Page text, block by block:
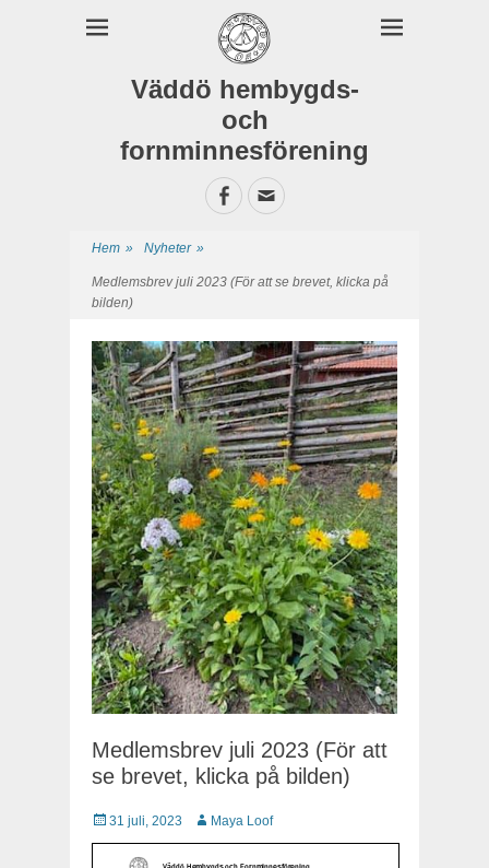
Väddö hembygds-
och
fornminnesförening
Facebook
E-
postadress
Hem » Nyheter »
Medlemsbrev juli 2023 (För att se brevet, klicka på
bilden)
Medlemsbrev juli 2023 (För att
se brevet, klicka på bilden)
Publicerat
31 juli, 2023 Författare
Maya Loof